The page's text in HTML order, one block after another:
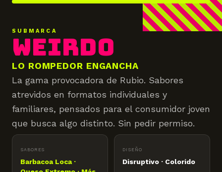
SUBMARCA
WEIRDO
LO ROMPEDOR ENGANCHA
La gama provocadora de Rubio. Sabores
atrevidos en formatos individuales y
familiares, pensados para el consumidor joven
que busca algo distinto. Sin pedir permiso.
SABORES
Barbacoa Loca ·
DISEÑO
Disruptivo · Colorido